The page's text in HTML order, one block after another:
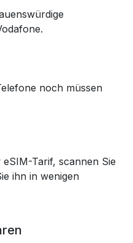
noch müssen
Tarif, scannen Sie
ihn in wenigen